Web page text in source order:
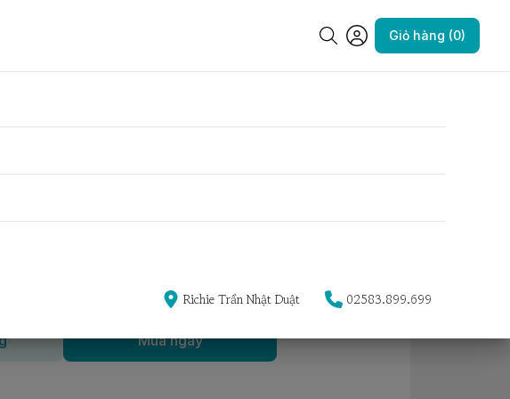
Giỏ hàng (0)
Yêu thích
Mua ngay
Richie Trần Nhật Duật 02583.899.699